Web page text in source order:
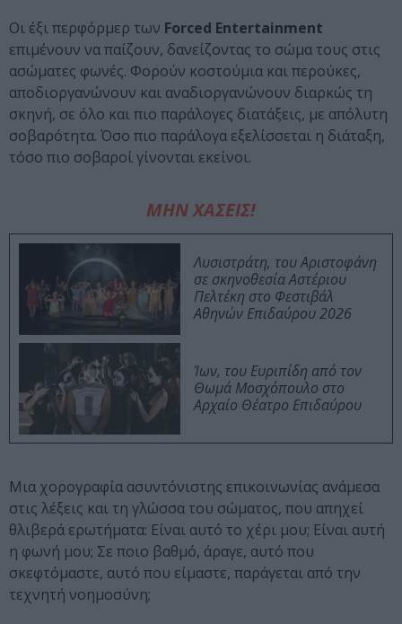
Οι έξι περφόρμερ των Forced Entertainment
επιμένουν να παίζουν, δανείζοντας το σώμα τους στις
ασώματες φωνές. Φορούν κοστούμια και περούκες,
αποδιοργανώνουν και αναδιοργανώνουν διαρκώς τη
σκηνή, σε όλο και πιο παράλογες διατάξεις, με απόλυτη
σοβαρότητα. Όσο πιο παράλογα εξελίσσεται η διάταξη,
τόσο πιο σοβαροί γίνονται εκείνοι.
ΜΗΝ ΧΑΣΕΙΣ!
Λυσιστράτη, του Αριστοφάνη
σε σκηνοθεσία Αστέριου
Πελτέκη στο Φεστιβάλ
Αθηνών Επιδαύρου 2026
Ίων, του Ευριπίδη από τον
Θωμά Μοσχόπουλο στο
Αρχαίο Θέατρο Επιδαύρου
Μια χορογραφία ασυντόνιστης επικοινωνίας ανάμεσα
στις λέξεις και τη γλώσσα του σώματος, που απηχεί
θλιβερά ερωτήματα: Είναι αυτό το χέρι μου; Είναι αυτή
η φωνή μου; Σε ποιο βαθμό, άραγε, αυτό που
σκεφτόμαστε, αυτό που είμαστε, παράγεται από την
τεχνητή νοημοσύνη;